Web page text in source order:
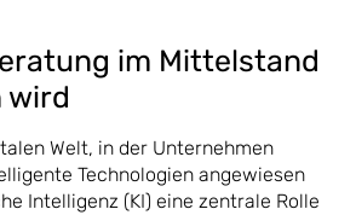
im Mittelstand
wird
Welt, in der Unternehmen
Technologien angewiesen
Intelligenz (KI) eine zentrale Rolle